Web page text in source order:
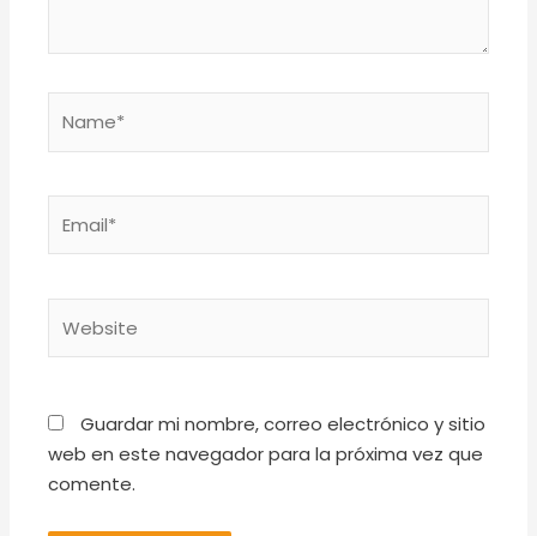
Guardar mi nombre, correo electrónico y sitio
web en este navegador para la próxima vez que
comente.